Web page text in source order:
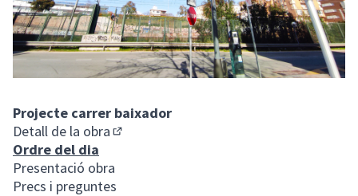
Projecte carrer baixador
Detall de la obra
Ordre del dia
Presentació obra
Precs i preguntes